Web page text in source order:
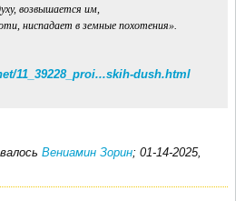
возвышается им,
ниспадает в земные похотения».
11_39228_proi...skih-dush.html
Вениамин Зорин; 01-14-2025,